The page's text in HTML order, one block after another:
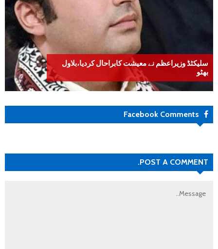
سلیکٹڈ وزیراعظم نے معیشت کابراحال کردیا،بلاول
بھٹو
Facebook Comments
POST A COMMENT.